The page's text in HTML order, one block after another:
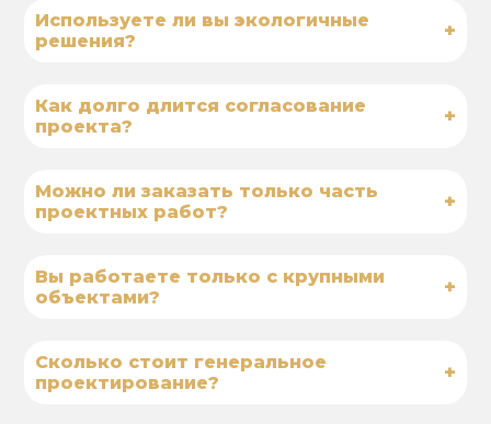
Используете ли вы экологичные
решения?
+
Как долго длится согласование
проекта?
+
Можно ли заказать только часть
проектных работ?
+
Вы работаете только с крупными
объектами?
+
Сколько стоит генеральное
проектирование?
+